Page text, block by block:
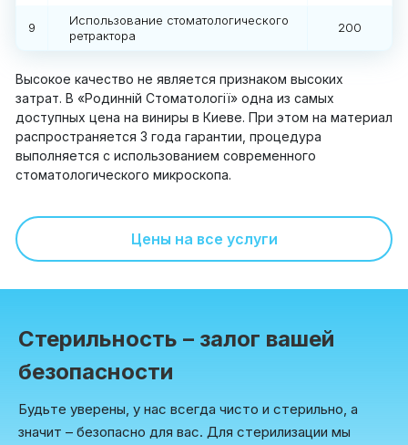
9
Использование стоматологического
ретрактора
200
Высокое качество не является признаком высоких
затрат. В «Родинній Стоматології» одна из самых
доступных цена на виниры в Киеве. При этом на материал
распространяется 3 года гарантии, процедура
выполняется с использованием современного
стоматологического микроскопа.
Цены на все услуги
Стерильность – залог вашей
безопасности
Будьте уверены, у нас всегда чисто и стерильно, а
значит – безопасно для вас. Для стерилизации мы